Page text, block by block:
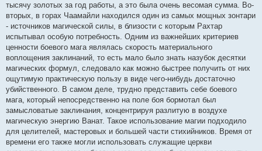
тысячу золотых за год работы, а это была очень весомая сумма. Во-
вторых, в горах Чаамайли находился один из самых мощных зонтари
- источников магической силы, в близости с которым Рахтар
испытывал особую потребность. Одним из важнейших критериев
ценности боевого мага являлась скорость материального
воплощения заклинаний, то есть мало было знать назубок десятки
магических формул, следовало как можно быстрее получить от них
ощутимую практическую пользу в виде чего-нибудь достаточно
убийственного. В самом деле, трудно представить себе боевого
мага, который непосредственно на поле боя бормотал был
замысловатые заклинания, концентрируя разлитую в воздухе
магическую энергию Ванат. Такое использование магии подходило
для целителей, мастеровых и большей части стихийников. Время от
времени его также могли использовать служащие церкви